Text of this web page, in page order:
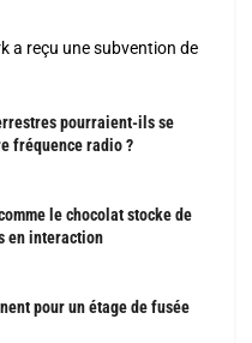
a reçu une subvention de
pourraient-ils se
fréquence radio ?
le chocolat stocke de
en interaction
pour un étage de fusée